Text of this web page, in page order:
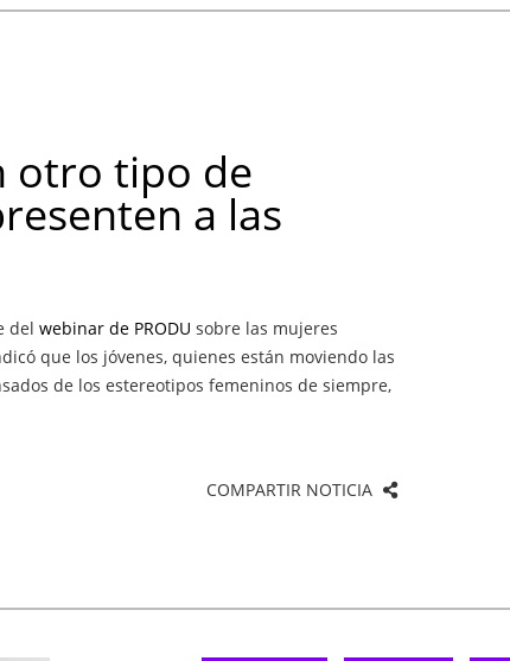
otro tipo de
a las
del webinar de PRODU sobre las mujeres
que los jóvenes, quienes están moviendo las
de los estereotipos femeninos de siempre,
COMPARTIR NOTICIA